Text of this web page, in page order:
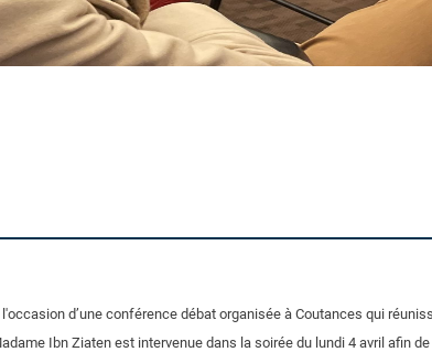
l'occasion d’une conférence débat organisée à Coutances qui
Ibn Ziaten est intervenue dans la soirée du lundi 4 avril afin